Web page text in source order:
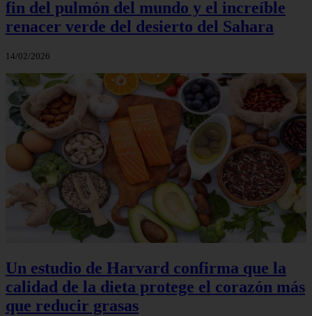
fin del pulmón del mundo y el increíble
renacer verde del desierto del Sahara
14/02/2026
Un estudio de Harvard confirma que la
calidad de la dieta protege el corazón más
que reducir grasas